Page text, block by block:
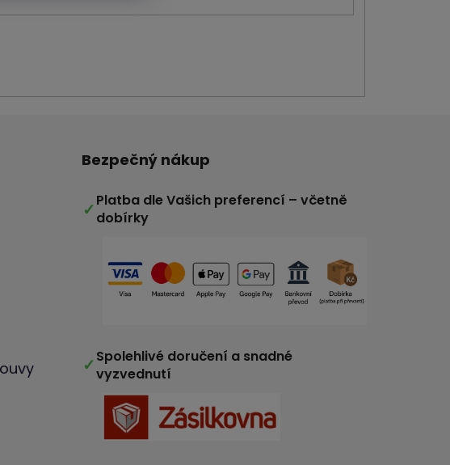
Bezpečný nákup
✓ Platba dle Vašich preferencí – včetně
dobírky
✓ Spolehlivé doručení a snadné
vyzvednutí